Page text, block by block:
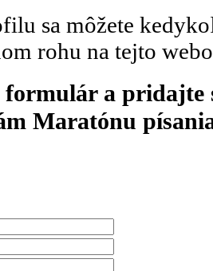
sa môžete
rohu na tejto
a pridajte
Maratónu